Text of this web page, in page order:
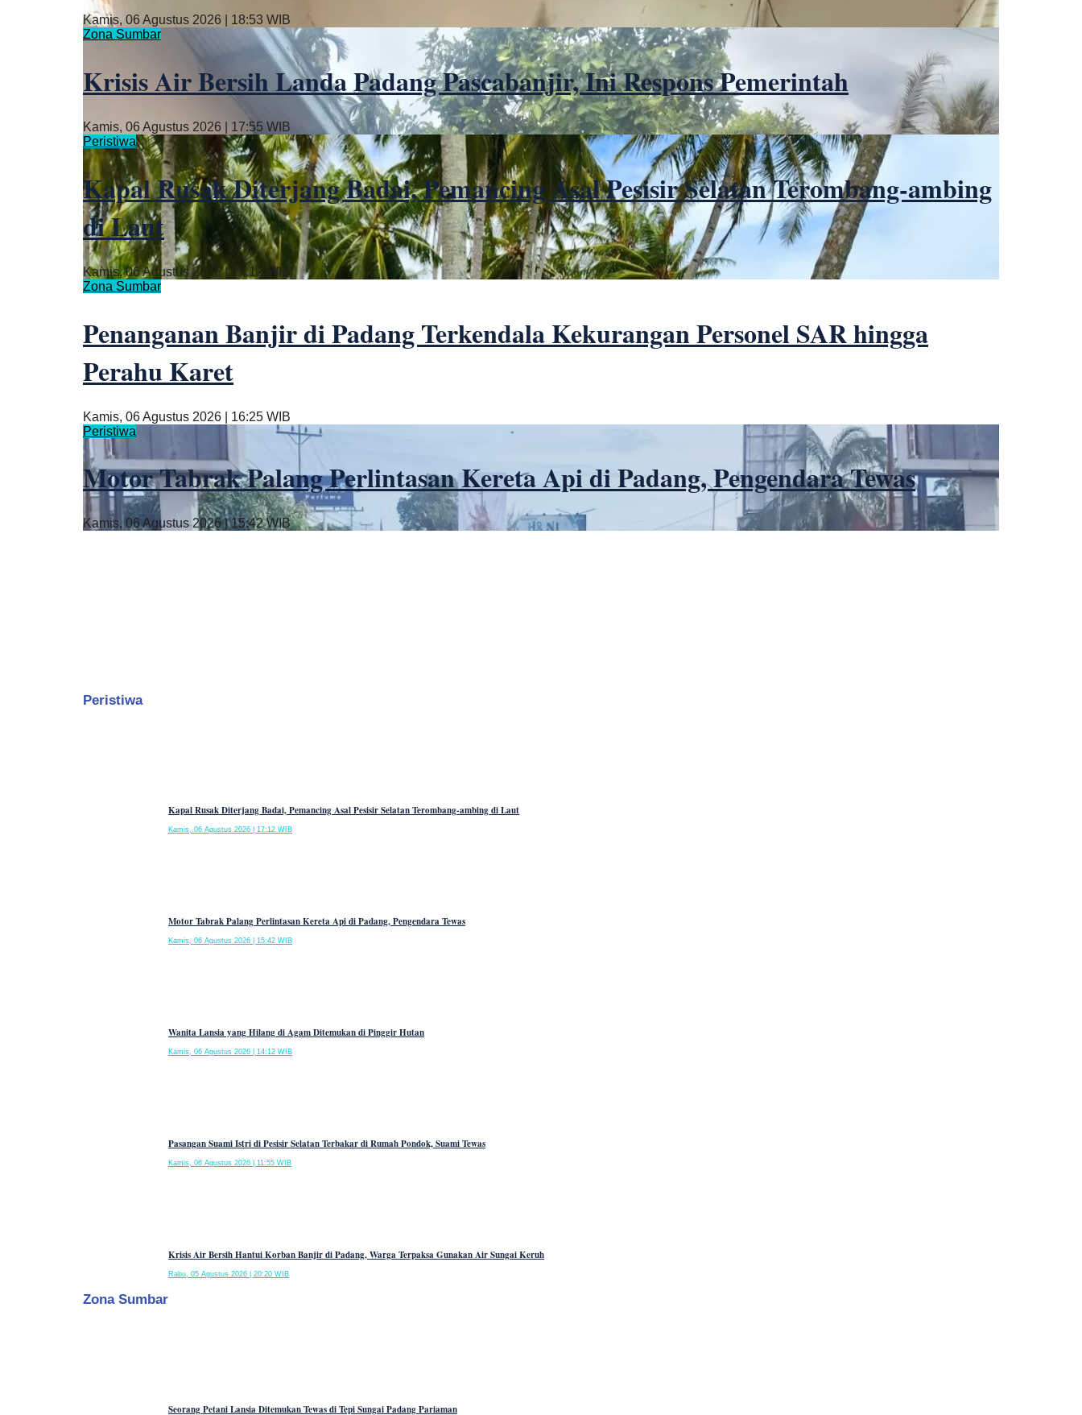
Kamis, 06 Agustus 2026 | 18:53 WIB
Zona Sumbar
Krisis Air Bersih Landa Padang Pascabanjir, Ini Respons Pemerintah
Kamis, 06 Agustus 2026 | 17:55 WIB
Peristiwa
Kapal Rusak Diterjang Badai, Pemancing Asal Pesisir Selatan Terombang-ambing
di Laut
Kamis, 06 Agustus 2026 | 17:12 WIB
Zona Sumbar
Penanganan Banjir di Padang Terkendala Kekurangan Personel SAR hingga
Perahu Karet
Kamis, 06 Agustus 2026 | 16:25 WIB
Peristiwa
Motor Tabrak Palang Perlintasan Kereta Api di Padang, Pengendara Tewas
Kamis, 06 Agustus 2026 | 15:42 WIB
Peristiwa
Kapal Rusak Diterjang Badai, Pemancing Asal Pesisir Selatan Terombang-ambing di Laut
Kamis, 06 Agustus 2026 | 17:12 WIB
Motor Tabrak Palang Perlintasan Kereta Api di Padang, Pengendara Tewas
Kamis, 06 Agustus 2026 | 15:42 WIB
Wanita Lansia yang Hilang di Agam Ditemukan di Pinggir Hutan
Kamis, 06 Agustus 2026 | 14:12 WIB
Pasangan Suami Istri di Pesisir Selatan Terbakar di Rumah Pondok, Suami Tewas
Kamis, 06 Agustus 2026 | 11:55 WIB
Krisis Air Bersih Hantui Korban Banjir di Padang, Warga Terpaksa Gunakan Air Sungai Keruh
Rabu, 05 Agustus 2026 | 20:20 WIB
Zona Sumbar
Seorang Petani Lansia Ditemukan Tewas di Tepi Sungai Padang Pariaman